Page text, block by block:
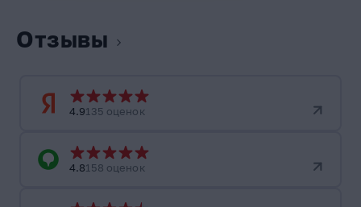
Отзывы
4.9135 оценок
4.8158 оценок